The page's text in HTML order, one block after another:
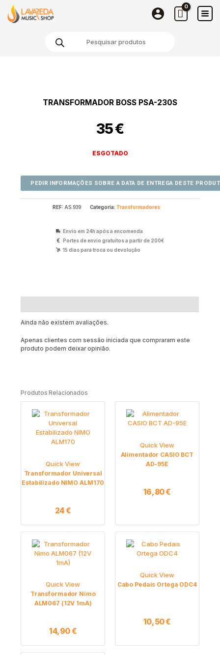
content
TRANSFORMADOR BOSS PSA-230S
35€
ESGOTADO
REF: AS.939 Categoria: Transformadores
Envio em 24h após a encomenda
Portes de envio gratuitos a partir de 200€
15 dias para troca ou devolução
Ainda não existem avaliações.
Apenas clientes com sessão iniciada que compraram este
produto podem deixar opinião.
Produtos Relacionados
Quick View
Transformador Universal
Estabilizado NIMO ALM170
24€
Quick View
Alimentador CASIO BCT
AD-95E
16,80€
Quick View
Transformador Nimo
ALM067 (12V 1mA)
14,90€
Quick View
Cabo Pedais Ortega ODC4
10,50€